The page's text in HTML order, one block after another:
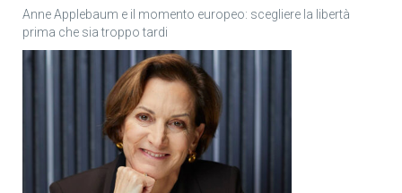
Anne Applebaum e il momento europeo: scegliere la libertà
prima che sia troppo tardi